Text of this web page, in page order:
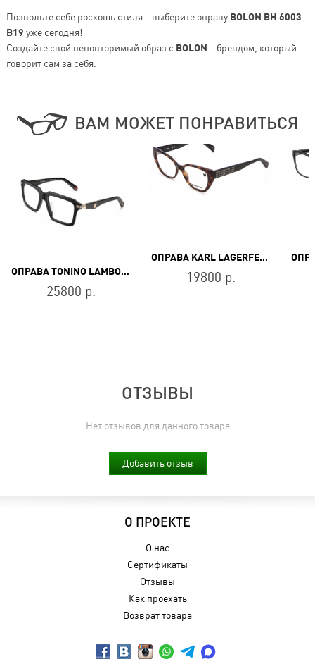
Позвольте себе роскошь стиля – выберите оправу BOLON BH 6003
B19 уже сегодня!
Создайте свой неповторимый образ с BOLON – брендом, который
говорит сам за себя.
ВАМ МОЖЕТ ПОНРАВИТЬСЯ
ОПРАВА TONINO LAMBORGHINI TL042-02
25800 р.
ОПРАВА KARL LAGERFELD KL 6151 242
19800 р.
ОТЗЫВЫ
Нет отзывов для данного товара
Добавить отзыв
О ПРОЕКТЕ
О нас
Сертификаты
Отзывы
Как проехать
Возврат товара